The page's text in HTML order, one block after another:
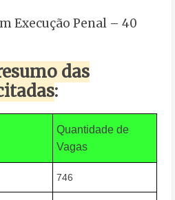
Execução Penal – 40
das
:
Quantidade de
Vagas
746